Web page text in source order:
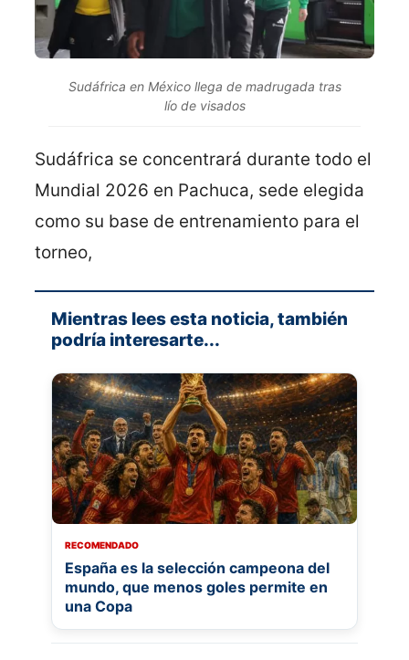
Sudáfrica en México llega de madrugada tras
lío de visados
Sudáfrica se concentrará durante todo el
Mundial 2026 en Pachuca, sede elegida
como su base de entrenamiento para el
torneo,
Mientras lees esta noticia, también
podría interesarte...
RECOMENDADO
España es la selección campeona del
mundo, que menos goles permite en
una Copa